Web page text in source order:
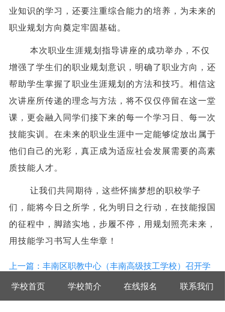
业知识的学习，还要注重综合能力的培养，为未来的
职业规划方向奠定牢固基础。
本次职业生涯规划指导讲座的成功举办，不仅
增强了学生们的职业规划意识，明确了职业方向，还
帮助学生掌握了职业生涯规划的方法和技巧。相信这
次讲座所传递的理念与方法，将不仅仅停留在这一堂
课，更会融入同学们接下来的每一个学习日、每一次
技能实训。在未来的职业生涯中一定能够绽放出属于
他们自己的光彩，真正成为适应社会发展需要的高素
质技能人才。
让我们共同期待，这些怀揣梦想的职校学子
们，能将今日之所学，化为明日之行动，在技能报国
的征程中，脚踏实地，步履不停，用规划照亮未来，
用技能学习书写人生华章！
上一篇：丰南区职教中心（丰南高级技工学校）召开学
生学业质量提升工程动员大会
下一篇：筑牢校园防艾墙，护航青春健康路——丰南区
学校首页 学校简介 在线报名 联系我们